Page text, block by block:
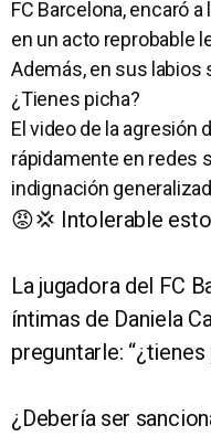
FC Barcelona, encaró
en un acto reprobable
Además, en sus labios
¿Tienes picha?
El video de la agresión
rápidamente en redes
indignación
😡💢 Intolerable
La jugadora del FC
íntimas de Daniela
preguntarle: “¿tienes
¿Debería ser